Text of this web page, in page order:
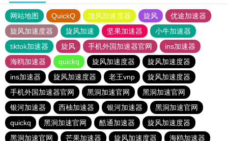
网站地图 QuickQ 旋风加速度器 旋风
优途加速器
旋风加速度器
旋风加速 坚果加速器
小牛加速器
tiktok加速器
旋风 手机外国加速器官网
ins加速器
海鸥加速器
quickq 旋风加速度器
旋风加速度器
ins加速器
旋风加速度器 老王vnp
旋风加速度器
手机外国加速器官网
黑洞加速官网
黑洞加速官网
银河加速器
西柚加速器 银河加速器
黑洞加速官网
quickq
黑洞加速官网 酷通加速器
旋风加速度器
黑洞加速官网
芒果加速器 旋风加速度器 海鸥加速器